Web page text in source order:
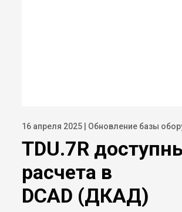
16 апреля 2025 | Обновление базы
TDU.7R
расчета в
DCAD (ДКАД)